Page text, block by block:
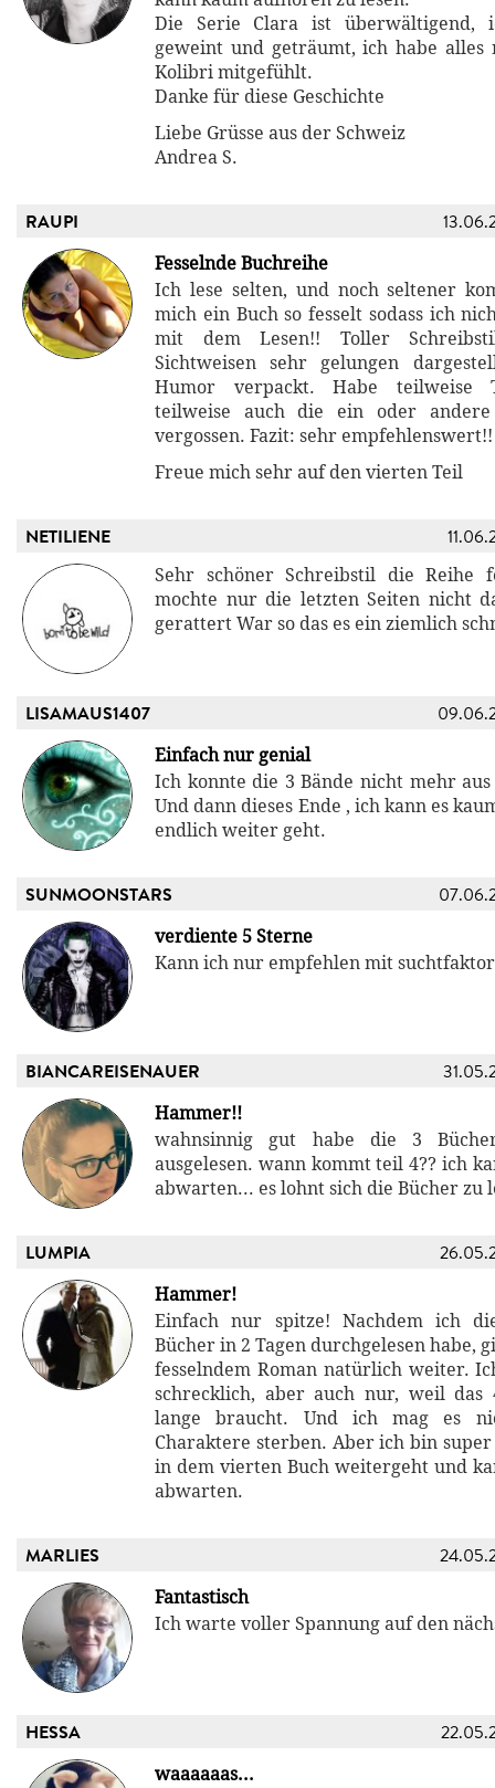
Die Serie Clara ist überwältigend,
geweint und geträumt, ich habe alles
Kolibri mitgefühlt.
Danke für diese Geschichte
Liebe Grüsse aus der Schweiz
Andrea S.
RAUPI
Fesselnde Buchreihe
Ich lese selten, und noch seltener
mich ein Buch so fesselt sodass ich
mit dem Lesen!! Toller
Sichtweisen sehr gelungen
Humor verpackt. Habe teilweise
teilweise auch die ein oder
vergossen. Fazit: sehr empfehlenswert!!
Freue mich sehr auf den vierten Teil
NETILIENE
Sehr schöner Schreibstil die Reihe
mochte nur die letzten Seiten nicht
gerattert War so das es ein ziemlich
LISAMAUS1407
Einfach nur genial
Ich konnte die 3 Bände nicht mehr
Und dann dieses Ende , ich kann es
endlich weiter geht.
SUNMOONSTARS
verdiente 5 Sterne
Kann ich nur empfehlen mit suchtfaktor
BIANCAREISENAUER
Hammer!!
wahnsinnig gut habe die 3
ausgelesen. wann kommt teil 4?? ich
abwarten... es lohnt sich die Bücher zu
LUMPIA
Hammer!
Einfach nur spitze! Nachdem ich
Bücher in 2 Tagen durchgelesen habe,
fesselndem Roman natürlich weiter.
schrecklich, aber auch nur, weil das
lange braucht. Und ich mag es
Charaktere sterben. Aber ich bin super
in dem vierten Buch weitergeht und
abwarten.
MARLIES
Fantastisch
Ich warte voller Spannung auf den
HESSA
waaaaaas...